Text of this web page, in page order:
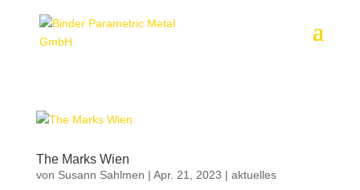
The Marks Wien
von Susann Sahlmen | Apr. 21, 2023 | aktuelles